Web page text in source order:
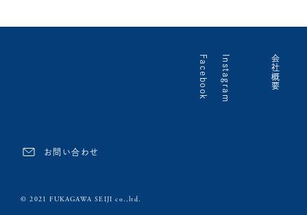
会社概要
Instagram
Facebook
お問い合わせ
© 2021 FUKAGAWA SEIJI co.,ltd.